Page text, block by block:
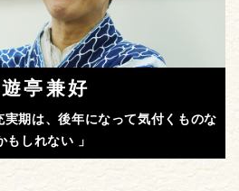
亭兼好
実期は、後年になって気付くものな
もしれない 」